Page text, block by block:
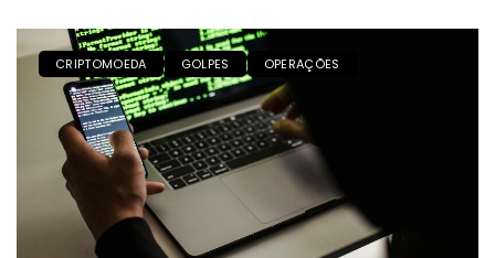
CRIPTOMOEDA GOLPES OPERAÇÕES